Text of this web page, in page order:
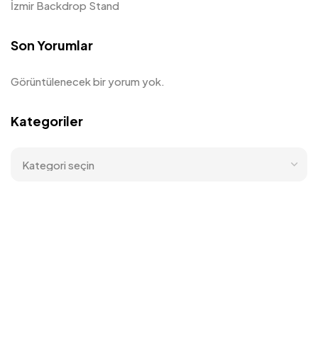
İzmir Backdrop Stand
Son Yorumlar
Görüntülenecek bir yorum yok.
Kategoriler